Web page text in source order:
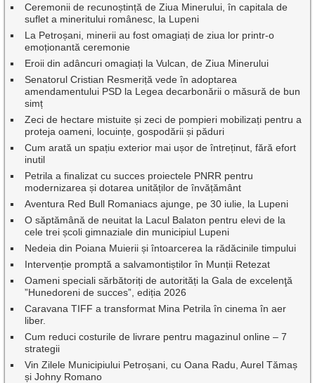
Ceremonii de recunoștință de Ziua Minerului, în capitala de
suflet a mineritului românesc, la Lupeni
La Petroșani, minerii au fost omagiați de ziua lor printr-o
emoționantă ceremonie
Eroii din adâncuri omagiați la Vulcan, de Ziua Minerului
Senatorul Cristian Resmeriță vede în adoptarea
amendamentului PSD la Legea decarbonării o măsură de bun
simț
Zeci de hectare mistuite și zeci de pompieri mobilizați pentru a
proteja oameni, locuințe, gospodării și păduri
Cum arată un spațiu exterior mai ușor de întreținut, fără efort
inutil
Petrila a finalizat cu succes proiectele PNRR pentru
modernizarea și dotarea unităților de învățământ
Aventura Red Bull Romaniacs ajunge, pe 30 iulie, la Lupeni
O săptămână de neuitat la Lacul Balaton pentru elevi de la
cele trei școli gimnaziale din municipiul Lupeni
Nedeia din Poiana Muierii și întoarcerea la rădăcinile timpului
Intervenție promptă a salvamontiștilor în Munții Retezat
Oameni speciali sărbătoriți de autorități la Gala de excelenţă
”Hunedoreni de succes”, ediția 2026
Caravana TIFF a transformat Mina Petrila în cinema în aer
liber.
Cum reduci costurile de livrare pentru magazinul online – 7
strategii
Vin Zilele Municipiului Petroșani, cu Oana Radu, Aurel Tămaș
și Johny Romano